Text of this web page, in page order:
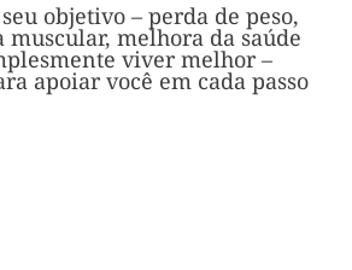
objetivo – perda de peso,
muscular, melhora da saúde
viver melhor –
apoiar você em cada passo